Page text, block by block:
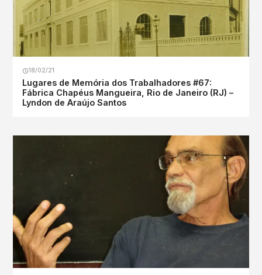
18/02/21
Lugares de Memória dos Trabalhadores #67:
Fábrica Chapéus Mangueira, Rio de Janeiro (RJ) –
Lyndon de Araújo Santos